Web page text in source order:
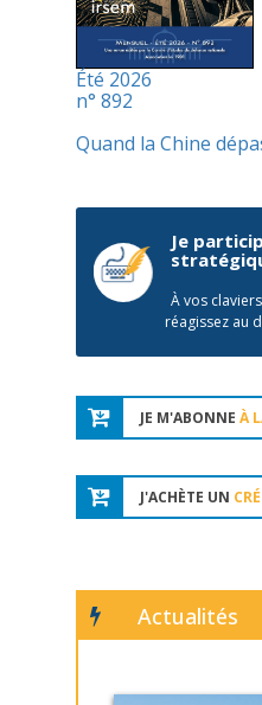
Été 2026
n° 892
Quand la Chine
Je
À vos
réagissez au
JE M'ABONNE À
J'ACHÈTE UN
Actualités